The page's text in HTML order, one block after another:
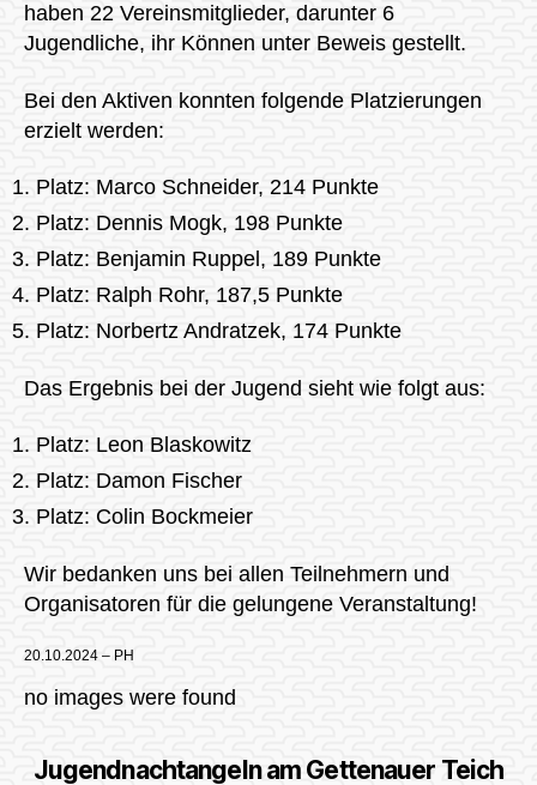
haben 22 Vereinsmitglieder, darunter 6
Jugendliche, ihr Können unter Beweis gestellt.
Bei den Aktiven konnten folgende Platzierungen
erzielt werden:
Platz: Marco Schneider, 214 Punkte
Platz: Dennis Mogk, 198 Punkte
Platz: Benjamin Ruppel, 189 Punkte
Platz: Ralph Rohr, 187,5 Punkte
Platz: Norbertz Andratzek, 174 Punkte
Das Ergebnis bei der Jugend sieht wie folgt aus:
Platz: Leon Blaskowitz
Platz: Damon Fischer
Platz: Colin Bockmeier
Wir bedanken uns bei allen Teilnehmern und
Organisatoren für die gelungene Veranstaltung!
20.10.2024 – PH
no images were found
Jugendnachtangeln am Gettenauer Teich